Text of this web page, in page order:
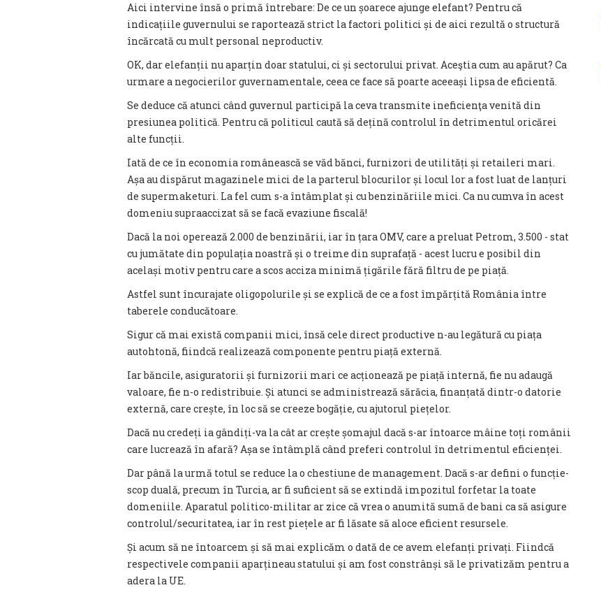
Aici intervine însă o primă întrebare: De ce un șoarece ajunge elefant? Pentru că
indicațiile guvernului se raportează strict la factori politici și de aici rezultă o structură
încărcată cu mult personal neproductiv.
OK, dar elefanții nu aparțin doar statului, ci și sectorului privat. Aceştia cum au apărut? Ca
urmare a negocierilor guvernamentale, ceea ce face să poarte aceeași lipsa de eficientă.
Se deduce că atunci când guvernul participă la ceva transmite ineficienţa venită din
presiunea politică. Pentru că politicul caută să dețină controlul în detrimentul oricărei
alte funcții.
Iată de ce în economia românească se văd bănci, furnizori de utilități și retaileri mari.
Așa au dispărut magazinele mici de la parterul blocurilor și locul lor a fost luat de lanțuri
de supermaketuri. La fel cum s-a întâmplat și cu benzinăriile mici. Ca nu cumva în acest
domeniu supraaccizat să se facă evaziune fiscală!
Dacă la noi operează 2.000 de benzinării, iar în țara OMV, care a preluat Petrom, 3.500 - stat
cu jumătate din populația noastră și o treime din suprafață - acest lucru e posibil din
același motiv pentru care a scos acciza minimă țigările fără filtru de pe piață.
Astfel sunt încurajate oligopolurile și se explică de ce a fost împărțită România între
taberele conducătoare.
Sigur că mai există companii mici, însă cele direct productive n-au legătură cu piața
autohtonă, fiindcă realizează componente pentru piață externă.
Iar băncile, asiguratorii și furnizorii mari ce acționează pe piață internă, fie nu adaugă
valoare, fie n-o redistribuie. Și atunci se administrează sărăcia, finanțată dintr-o datorie
externă, care crește, în loc să se creeze bogăție, cu ajutorul piețelor.
Dacă nu credeți ia gândiți-va la cât ar crește șomajul dacă s-ar întoarce mâine toți românii
care lucrează în afară? Așa se întâmplă când preferi controlul în detrimentul eficienței.
Dar până la urmă totul se reduce la o chestiune de management. Dacă s-ar defini o funcție-
scop duală, precum în Turcia, ar fi suficient să se extindă impozitul forfetar la toate
domeniile. Aparatul politico-militar ar zice că vrea o anumită sumă de bani ca să asigure
controlul/securitatea, iar în rest piețele ar fi lăsate să aloce eficient resursele.
Și acum să ne întoarcem și să mai explicăm o dată de ce avem elefanți privați. Fiindcă
respectivele companii aparțineau statului și am fost constrânși să le privatizăm pentru a
adera la UE.